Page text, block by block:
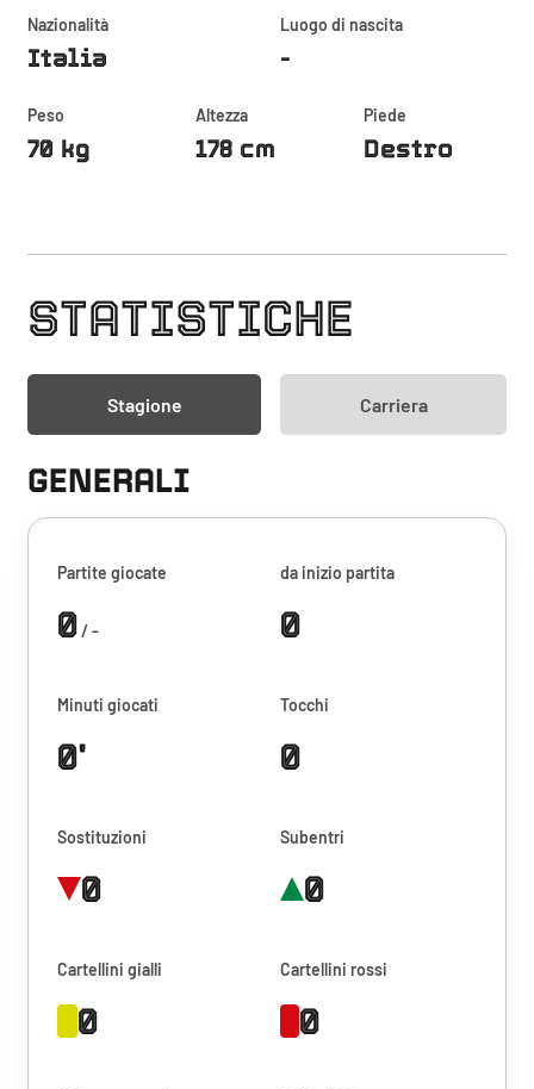
Nazionalità
Italia
Luogo di nascita
-
Peso
70 kg
Altezza
178 cm
Piede
Destro
STATISTICHE
Stagione Carriera
GENERALI
Partite giocate
0/ -
da inizio partita
0
Minuti giocati
0'
Tocchi
0
Sostituzioni
0
Subentri
0
Cartellini gialli
0
Cartellini rossi
0